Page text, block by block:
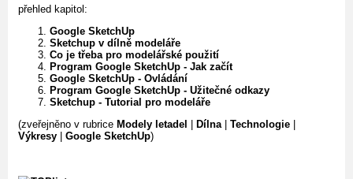
přehled kapitol:
Google SketchUp
Sketchup v dílně modeláře
Co je třeba pro modelářské použití
Program Google SketchUp - Jak začít
Google SketchUp - Ovládání
Program Google SketchUp - Užitečné odkazy
Sketchup - Tutorial pro modeláře
(zveřejněno v rubrice Modely letadel | Dílna | Technologie |
Výkresy | Google SketchUp)